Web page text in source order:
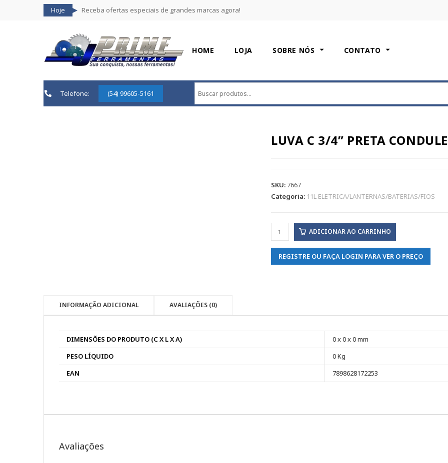
Hoje Receba ofertas especiais de grandes marcas agora!
HOME LOJA SOBRE NÓS CONTATO
Telefone: (54) 99605-5161
LUVA C 3/4” PRETA
SKU: 7667
Categoria: 11L ELETRICA/LANTERNAS/BATERIAS/FIOS
ADICIONAR AO CARRINHO
REGISTRE OU FAÇA LOGIN PARA VER O PREÇO
INFORMAÇÃO ADICIONAL AVALIAÇÕES (0)
DIMENSÕES DO PRODUTO (C X L X A)
0 x 0 x 0 mm
PESO LÍQUIDO
0 Kg
EAN
7898628172253
Avaliações